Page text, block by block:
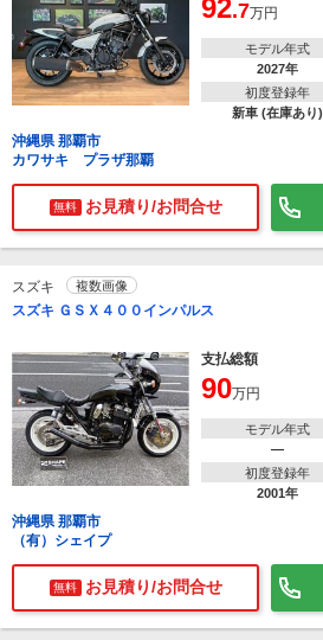
92.7万円
モデル年式
2027年
初度登録年
新車 (在庫あり)
沖縄県 那覇市
カワサキ プラザ那覇
無料 お見積り/お問合せ
スズキ 複数画像
スズキ ＧＳＸ４００インパルス
支払総額
90万円
モデル年式
―
初度登録年
2001年
沖縄県 那覇市
（有）シェイプ
無料 お見積り/お問合せ